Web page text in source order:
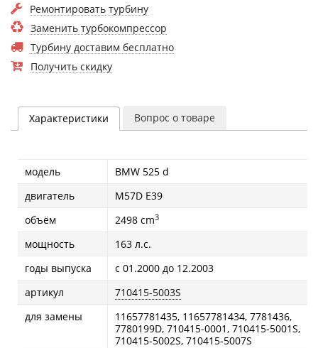
Ремонтировать турбину
Заменить турбокомпрессор
Турбину доставим бесплатно
Получить скидку
Характеристики Вопрос о товаре
модель
BMW 525 d
двигатель
M57D E39
объём
2498 cm3
мощность
163 л.с.
годы выпуска
с 01.2000 до 12.2003
артикул
710415-5003S
для замены
11657781435, 11657781434, 7781436,
7780199D, 710415-0001, 710415-5001S,
710415-5002S, 710415-5007S